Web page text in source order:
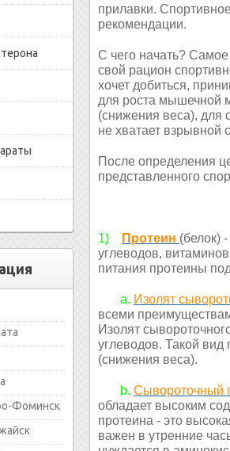
Фоминск
прилавки.
рекомендации.
С чего начать?
свой рацион
хочет добиться,
для роста мышечной
(снижения веса), для
не хватает взрывной
После определения
представленного
1) Протеин (белок)
углеводов,
питания протеины
a. Изолят
всеми
Изолят
углеводов. Такой
(снижения веса).
b. Сывороточный
обладает высоким
протеина - это
важен в утренние